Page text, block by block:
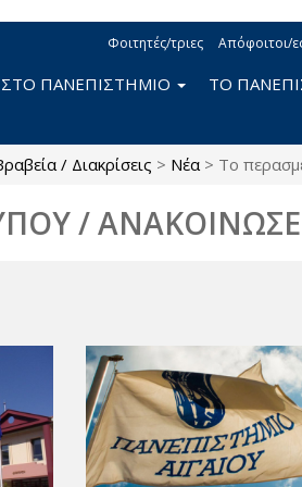
Φοιτητές/τριες Απόφοιτοι/
ΠΑΝΕΠΙΣΤΗΜΙΟ ΤΟ
/ Διακρίσεις > Νέα > Το
/